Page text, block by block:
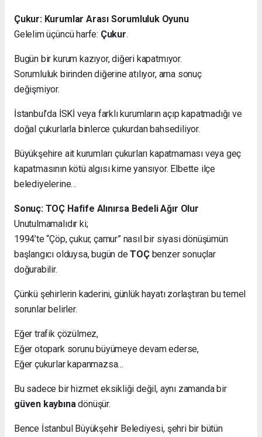
Çukur: Kurumlar Arası Sorumluluk Oyunu
Gelelim üçüncü harfe: Çukur.
Bugün bir kurum kazıyor, diğeri kapatmıyor.
Sorumluluk birinden diğerine atılıyor, ama sonuç
değişmiyor.
İstanbul’da İSKİ veya farklı kurumların açıp kapatmadığı ve
doğal çukurlarla binlerce çukurdan bahsediliyor.
Büyükşehire ait kurumları çukurları kapatmaması veya geç
kapatmasının kötü algısı kime yansıyor. Elbette ilçe
belediyelerine…
Sonuç: TOÇ Hafife Alınırsa Bedeli Ağır Olur
Unutulmamalıdır ki;
1994’te “Çöp, çukur, çamur” nasıl bir siyasi dönüşümün
başlangıcı olduysa, bugün deTOÇbenzer sonuçlar
doğurabilir.
Çünkü şehirlerin kaderini, günlük hayatı zorlaştıran bu temel
sorunlar belirler.
Eğer trafik çözülmez,
Eğer otopark sorunu büyümeye devam ederse,
Eğer çukurlar kapanmazsa…
Bu sadece bir hizmet eksikliği değil, aynı zamanda bir
güven kaybına dönüşür.
Bence İstanbul Büyükşehir Belediyesi, şehri bir bütün